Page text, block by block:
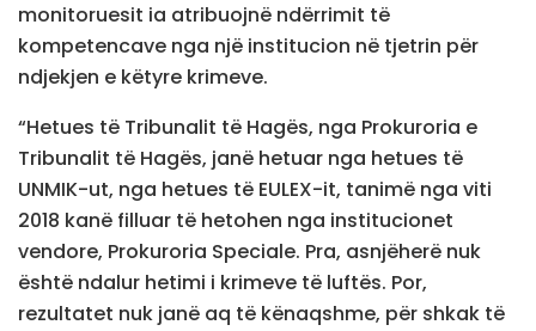
monitoruesit ia atribuojnë ndërrimit të
kompetencave nga një institucion në tjetrin për
ndjekjen e këtyre krimeve.
“Hetues të Tribunalit të Hagës, nga Prokuroria e
Tribunalit të Hagës, janë hetuar nga hetues të
UNMIK-ut, nga hetues të EULEX-it, tanimë nga viti
2018 kanë filluar të hetohen nga institucionet
vendore, Prokuroria Speciale. Pra, asnjëherë nuk
është ndalur hetimi i krimeve të luftës. Por,
rezultatet nuk janë aq të kënaqshme, për shkak të